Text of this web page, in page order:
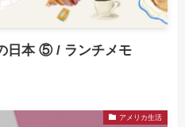
日本 ⑤ / ランチメモ
アメリカ生活